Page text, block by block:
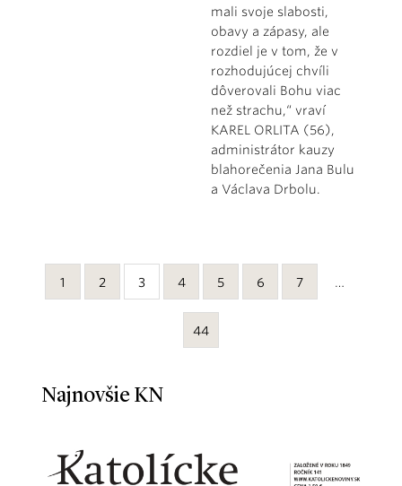
mali svoje slabosti,
obavy a zápasy, ale
rozdiel je v tom, že v
rozhodujúcej chvíli
dôverovali Bohu viac
než strachu,“ vraví
KAREL ORLITA (56),
administrátor kauzy
blahorečenia Jana Bulu
a Václava Drbolu.
1 2 3 4 5 6 7 …
44
Najnovšie KN